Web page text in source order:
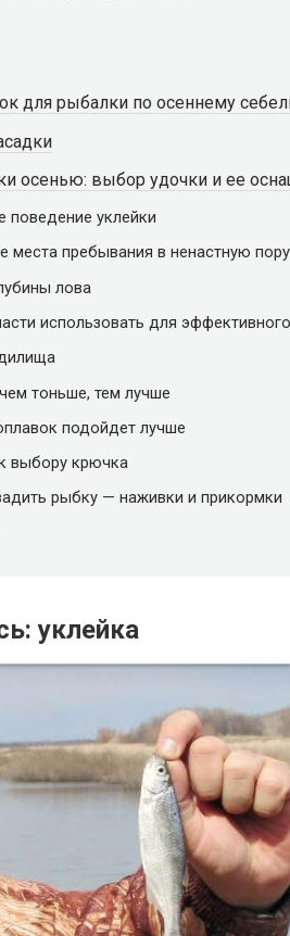
для рыбалки по осеннему
осенью: выбор удочки и ее
поведение уклейки
пребывания в ненастную пору
лова
использовать для
тоньше, тем лучше
подойдет лучше
выбору крючка
рыбку — наживки и прикормки
уклейка